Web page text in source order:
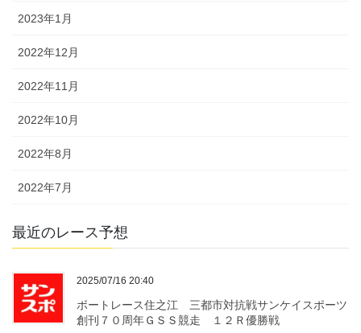
2023年1月
2022年12月
2022年11月
2022年10月
2022年8月
2022年7月
最近のレース予想
2025/07/16 20:40
ボートレース住之江 三都市対抗戦サンケイスポーツ
創刊７０周年ＧＳＳ競走 １２Ｒ優勝戦